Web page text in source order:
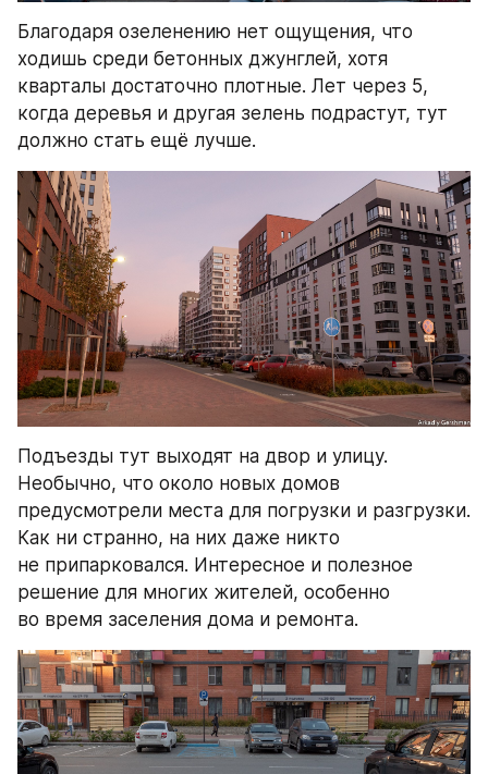
Благодаря озеленению нет ощущения, что
ходишь среди бетонных джунглей, хотя
кварталы достаточно плотные. Лет через 5,
когда деревья и другая зелень подрастут, тут
должно стать ещё лучше.
Подъезды тут выходят на двор и улицу.
Необычно, что около новых домов
предусмотрели места для погрузки и разгрузки.
Как ни странно, на них даже никто
не припарковался. Интересное и полезное
решение для многих жителей, особенно
во время заселения дома и ремонта.